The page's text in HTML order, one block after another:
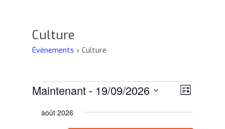
Culture
Évènements Culture
Évènements
de
vues
Liste
Maintenant - 19/09/2026
août 2026